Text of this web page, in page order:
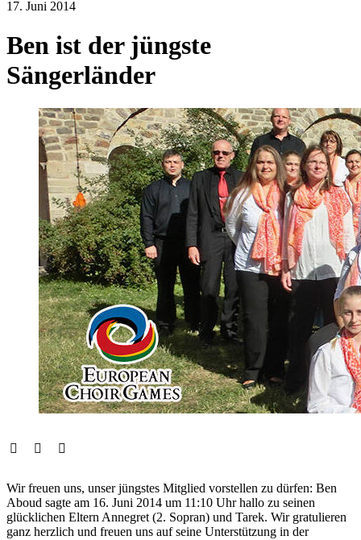
17. Juni 2014
Ben ist der jüngste
Sängerländer
Wir freuen uns, unser jüngstes Mitglied vorstellen zu dürfen: Ben
Aboud sagte am 16. Juni 2014 um 11:10 Uhr hallo zu seinen
glücklichen Eltern Annegret (2. Sopran) und Tarek. Wir gratulieren
ganz herzlich und freuen uns auf seine Unterstützung in der